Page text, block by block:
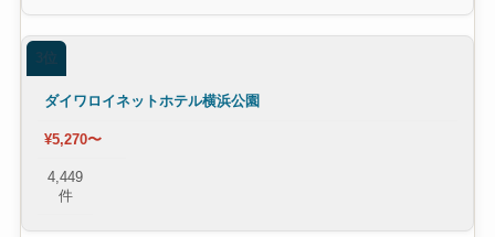
3位
ダイワロイネットホテル横浜公園
¥5,270〜
4,449
件